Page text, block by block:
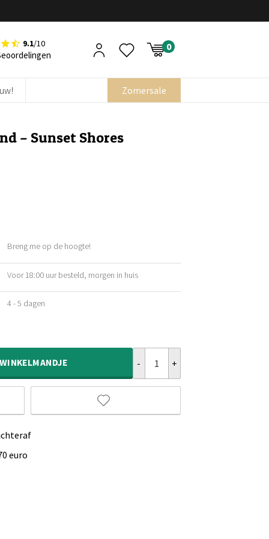
9.1/10
Zomersale
– Sunset Shores
Breng me op de hoogte!
Voor 18:00 uur besteld, morgen in huis
4 - 5 dagen
WINKELMANDJE
euro